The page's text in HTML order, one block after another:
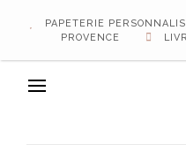
PAPETERIE
PROVENCE